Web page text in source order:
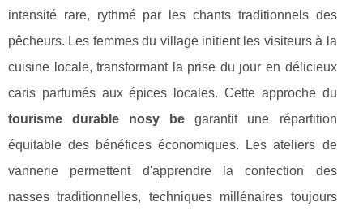
intensité rare, rythmé par les chants traditionnels des
pêcheurs. Les femmes du village initient les visiteurs à la
cuisine locale, transformant la prise du jour en délicieux
caris parfumés aux épices locales. Cette approche du
tourisme durable nosy be garantit une répartition
équitable des bénéfices économiques. Les ateliers de
vannerie permettent d'apprendre la confection des
nasses traditionnelles, techniques millénaires toujours